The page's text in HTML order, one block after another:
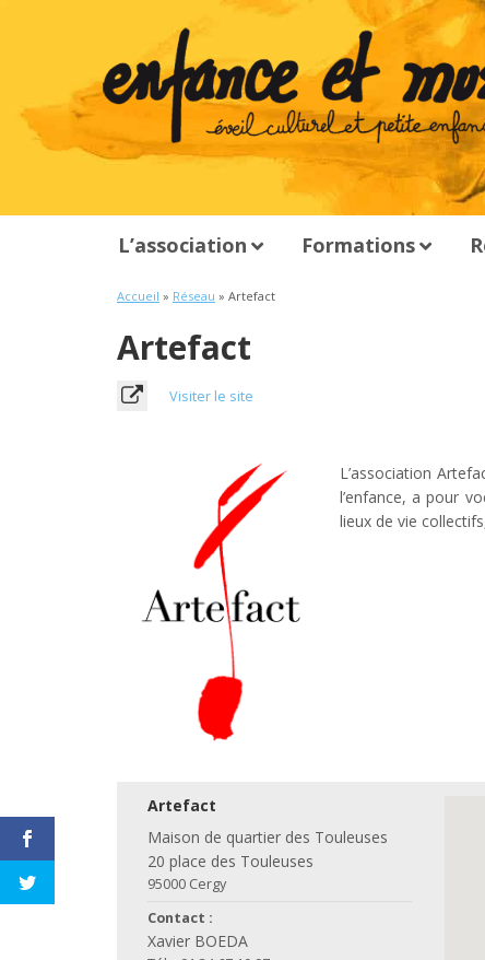
L’association Formations
Accueil » Réseau » Artefact
Artefact
Visiter le site
L’association
l’enfance, a pour
lieux de vie
Artefact
Maison de quartier des Touleuses
20 place des Touleuses
95000 Cergy
Contact :
Xavier BOEDA